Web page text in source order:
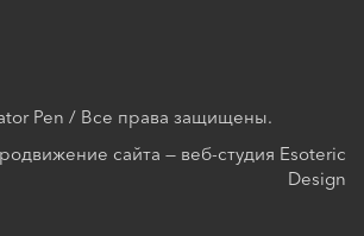
Pen / Все права защищены.
сайта — веб-студия Esoteric
Design